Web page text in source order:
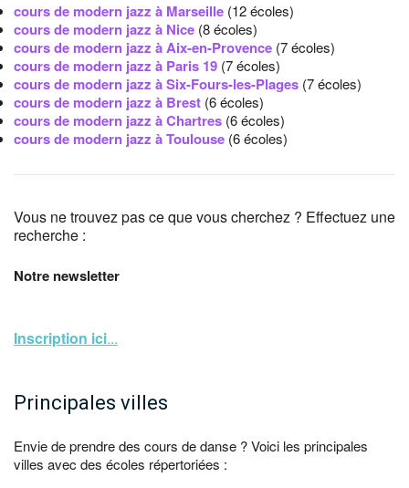
cours de modern jazz à Marseille (12 écoles)
cours de modern jazz à Nice (8 écoles)
cours de modern jazz à Aix-en-Provence (7 écoles)
cours de modern jazz à Paris 19 (7 écoles)
cours de modern jazz à Six-Fours-les-Plages (7 écoles)
cours de modern jazz à Brest (6 écoles)
cours de modern jazz à Chartres (6 écoles)
cours de modern jazz à Toulouse (6 écoles)
Vous ne trouvez pas ce que vous cherchez ? Effectuez une
recherche :
Notre newsletter
Inscription ici...
Principales villes
Envie de prendre des cours de danse ? Voici les principales
villes avec des écoles répertoriées :